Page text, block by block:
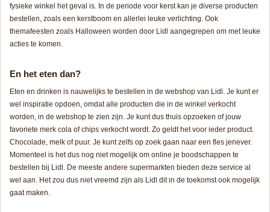
fysieke winkel het geval is. In de periode voor kerst kan je diverse producten
bestellen, zoals een kerstboom en allerlei leuke verlichting. Ook
themafeesten zoals Halloween worden door Lidl aangegrepen om met leuke
acties te komen.
En het eten dan?
Eten en drinken is nauwelijks te bestellen in de webshop van Lidl. Je kunt er
wel inspiratie opdoen, omdat alle producten die in de winkel verkocht
worden, in de webshop te zien zijn. Je kunt dus thuis opzoeken of jouw
favoriete merk cola of chips verkocht wordt. Zo geldt het voor ieder product.
Chocolade, melk of puur. Je kunt zelfs op zoek gaan naar een fles jenever.
Momenteel is het dus nog niet mogelijk om online je boodschappen te
bestellen bij Lidl. De meeste andere supermarkten bieden deze service al
wel aan. Het zou dus niet vreemd zijn als Lidl dit in de toekomst ook mogelijk
gaat maken.